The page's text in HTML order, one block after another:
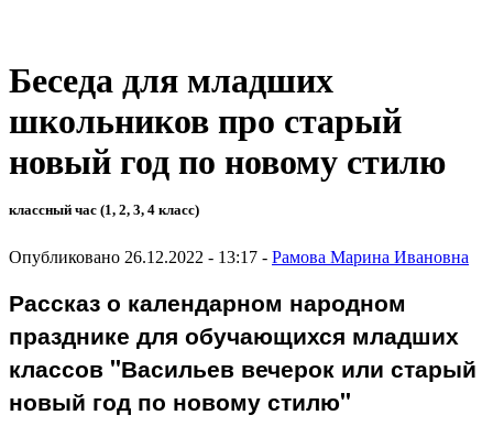
Беседа для младших
школьников про старый
новый год по новому стилю
классный час (1, 2, 3, 4 класс)
Опубликовано 26.12.2022 - 13:17 - Рамова Марина Ивановна
Рассказ о календарном народном
празднике для обучающихся младших
классов "Васильев вечерок или старый
новый год по новому стилю"